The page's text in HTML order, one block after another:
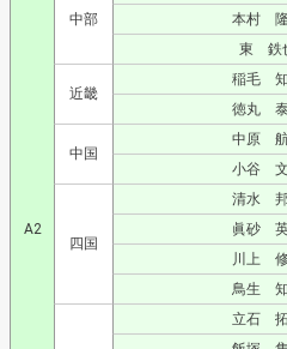
A2
中部
本村
東 鉄
近畿
稲毛
徳丸
中国
中原
小谷
四国
清水
眞砂
川上
鳥生
立石